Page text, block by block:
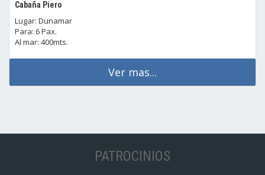
Cabaña Piero
Lugar: Dunamar
Para: 6 Pax.
Al mar: 400mts.
Ver mas...
PATROCINIOS